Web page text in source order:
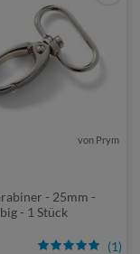
von Prym
(1)
- 25mm -
- 1 Stück